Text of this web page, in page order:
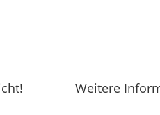
Weitere